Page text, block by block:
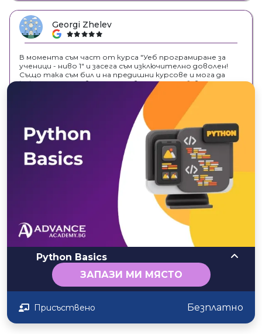
Python Basics
ЗАПАЗИ МИ МЯСТО
Присъствено Безплатно
Georgi Zhelev
google
В момента съм част от курса "Уеб програмиране за
ученици - ниво 1" и засега съм изключително доволен!
Също така съм бил и на предишни курсове и мога да
кажа, че преподаването е невероятно забавно и
образователно и се научават много неща оттам!
Zlatka Vasileva
google
Изключително доволна съм от услугите на
Академията! Прекрасни лектори, професионално
отношение, внимателно подбран материал, поднесен
разбираемо и достъпно, дори и за абсолютно
начинаещи. Благодаря! Препоръчвам Advance academy на
всички, които искат да придобият нови знания бързо и